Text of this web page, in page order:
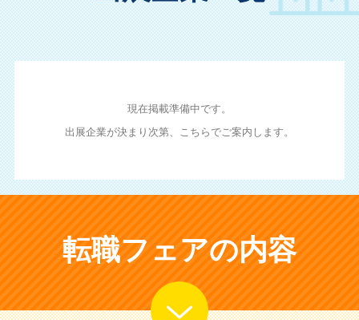
現在掲載準備中です。
出展企業が決まり次第、こちらでご案内します。
転職フェアの内容